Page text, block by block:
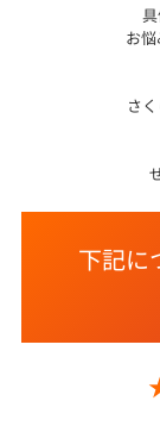
お
さ
下記に